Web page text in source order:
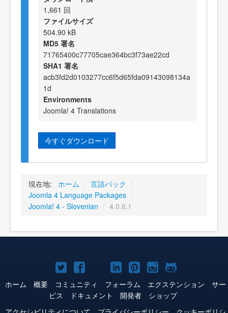
1,661 回
ファイルサイズ
504.90 kB
MD5 署名
71765400c77705cae364bc3f73ae22cd
SHA1 署名
acb3fd2d0103277cc6f5d65fda09143098134a
1d
Environments
Joomla! 4 Translations
今すぐダウンロード
現在地: ホーム / 言語パック /
Joomla 4 Language Packages /
Joomla! 4 - Slovenian / 4.0.6.1
Joomla!
Twitter
Joomla!
Facebook
Joomla!
YouTube
Joomla!
LinkedIn
Joomla!
Pinterest
Joomla!
Instagram
Joomla!
GitHub
ホーム 概要 コミュニティ フォーラム エクステンション
サー
ビス
ドキュメント 開発者
ショップ